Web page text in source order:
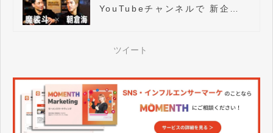
YouTubeチャンネルで 新企画
ツイート